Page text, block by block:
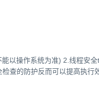
以操作系统为准) 2.线程安全
查的防护反而可以提高执行